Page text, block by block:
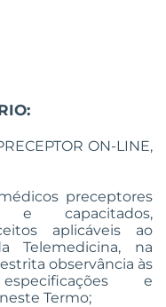
ON-LINE,
preceptores
e capacitados,
aplicáveis ao
Telemedicina, na
observância às
e
Termo;